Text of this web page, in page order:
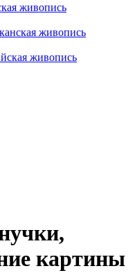
живопись
живопись
живопись
картины